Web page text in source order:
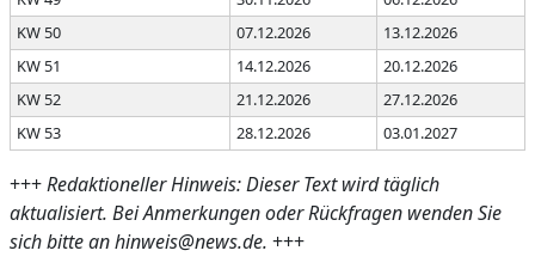
KW 50
07.12.2026
13.12.2026
KW 51
14.12.2026
20.12.2026
KW 52
21.12.2026
27.12.2026
KW 53
28.12.2026 03.01.2027
+++Redaktioneller Hinweis: Dieser Text wird täglich
aktualisiert. Bei Anmerkungen oder Rückfragen wenden Sie
sich bitte an hinweis@news.de. +++